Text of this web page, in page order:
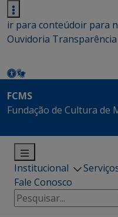
ir para conteúdoir para
Ouvidoria Transparência
FCMS
Fundação de Cultura de
Institucional
Fale Conosco
Pesquisar
por: